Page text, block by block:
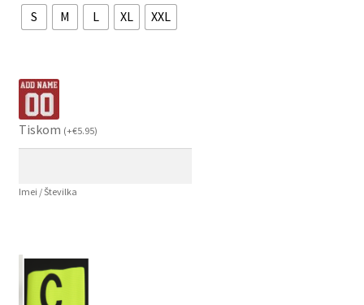
S
M L XL XXL
Tiskom (+€5.95)
Imei / Številka